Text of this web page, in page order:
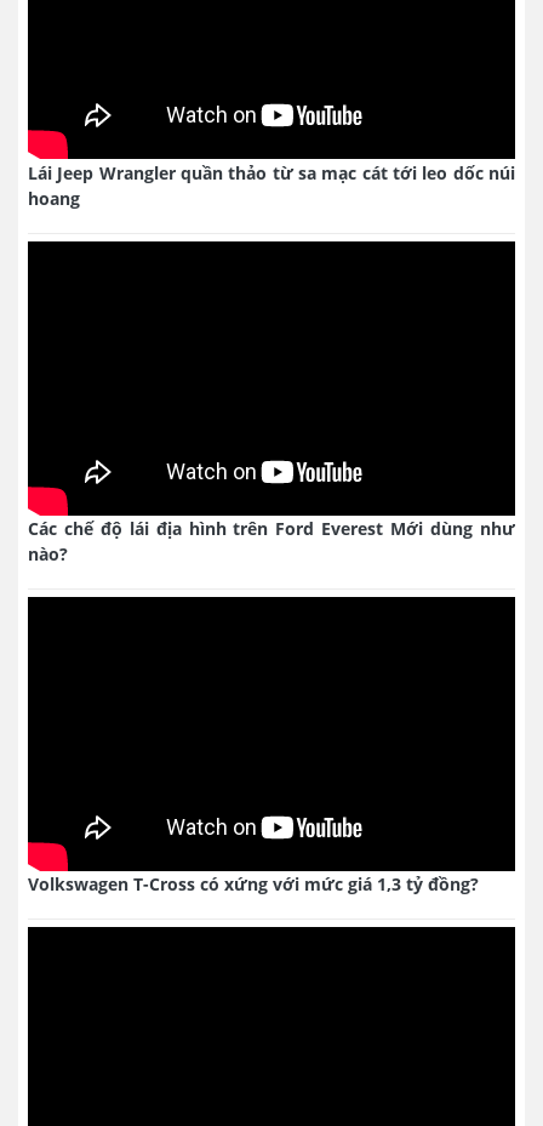
Lái Jeep Wrangler quần thảo từ sa mạc cát tới leo dốc núi
hoang
Các chế độ lái địa hình trên Ford Everest Mới dùng như
nào?
Volkswagen T-Cross có xứng với mức giá 1,3 tỷ đồng?